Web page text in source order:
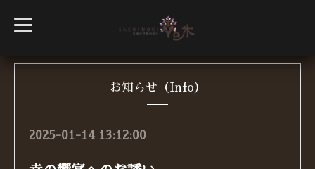
t
o
l
お知らせ（Info）
2025-01-14 13:12:00